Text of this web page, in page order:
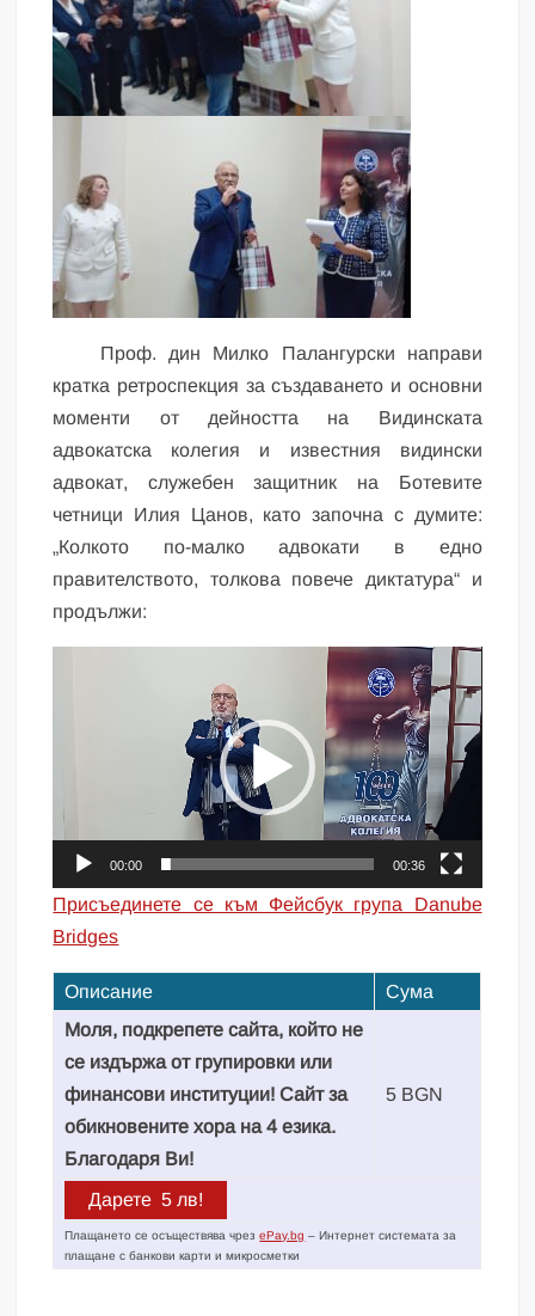
Проф. дин Милко Палангурски направи
кратка ретроспекция за създаването и основни
моменти от дейността на Видинската
адвокатска колегия и известния видински
адвокат, служебен защитник на Ботевите
четници Илия Цанов, като започна с думите:
„Колкото по-малко адвокати в едно
правителството, толкова повече диктатура“ и
продължи:
00:00 00:36
Присъединете се към Фейсбук група Danube
Bridges
Описание
Сума
Моля, подкрепете сайта, който не
се издържа от групировки или
финансови институции! Сайт за
обикновените хора на 4 езика.
Благодаря Ви!
5 BGN
Плащането се осъществява чрезePay.bg – Интернет системата за
плащане с банкови карти и микросметки